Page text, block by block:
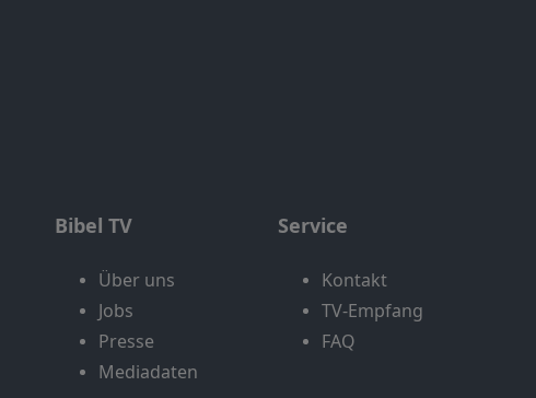
Bibel TV
Über uns
Jobs
Presse
Mediadaten
Service
Kontakt
TV-Empfang
FAQ